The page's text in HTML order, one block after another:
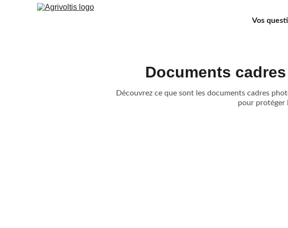
Vos
Documents
Découvrez ce que sont les documents cadres
pour protéger